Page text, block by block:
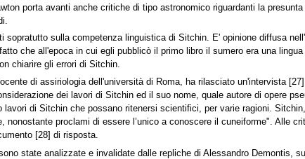
porta avanti anche critiche di tipo astronomico riguardanti la
sopratutto sulla competenza linguistica di Sitchin. E' opinione diffusa
che all'epoca in cui egli pubblicò il primo libro il sumero era una
chiarire gli errori di Sitchin.
di assiriologia dell'università di Roma, ha rilasciato un'intervista
dei lavori di Sitchin ed il suo nome, quale autore di opere
di Sitchin che possano ritenersi scientifici, per varie ragioni.
nonostante proclami di essere l’unico a conoscere il cuneiforme". Alle
[28] di risposta.
state analizzate e invalidate dalle repliche di Alessandro Demontis,